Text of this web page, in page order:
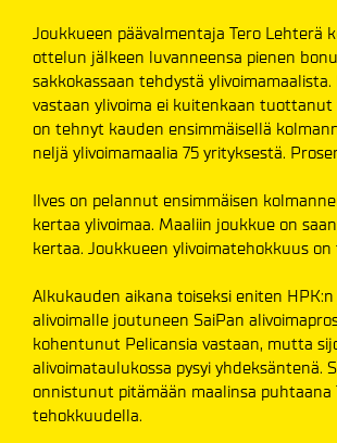
Joukkueen päävalmentaja Tero Lehterä
ottelun jälkeen luvanneensa pienen
sakkokassaan tehdystä ylivoimamaalista.
vastaan ylivoima ei kuitenkaan tuottanut
on tehnyt kauden ensimmäisellä
neljä ylivoimamaalia 75 yrityksestä.
Ilves on pelannut ensimmäisen
kertaa ylivoimaa. Maaliin joukkue on
kertaa. Joukkueen ylivoimatehokkuus on
Alkukauden aikana toiseksi eniten
alivoimalle joutuneen SaiPan
kohentunut Pelicansia vastaan, mutta
alivoimataulukossa pysyi yhdeksäntenä.
onnistunut pitämään maalinsa puhtaana
tehokkuudella.